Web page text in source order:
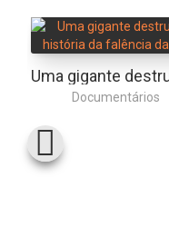
Documentários